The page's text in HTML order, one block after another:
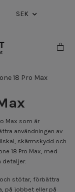
SEK
18 Pro Max
Max som är
användningen av
skärmskydd och
18 Pro Max, med
detaljer.
stötar, förbättra
på jobbet eller på